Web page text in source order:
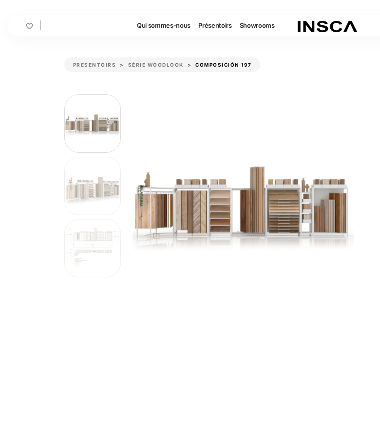
Cart Qui sommes-nous Présentoirs Showrooms
PRESENTOIRS SÉRIE WOODLOOK COMPOSICIÓN 197